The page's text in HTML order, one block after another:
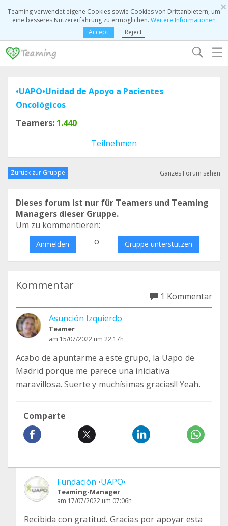
×
Teaming verwendet eigene Cookies sowie Cookies von Drittanbietern, um
eine besseres Nutzererfahrung zu ermöglichen. Weitere Informationen
Accept
Reject
☰
•UAPO•Unidad de Apoyo a Pacientes
Oncológicos
Teamers: 1.440
Teilnehmen
Zurück zur Gruppe Ganzes Forum sehen
Dieses forum ist nur für Teamers und Teaming
Managers dieser Gruppe.
Um zu kommentieren:
Anmelden o Gruppe unterstützen
Kommentar
1 Kommentar
Asunción Izquierdo
Teamer
am 15/07/2022 um 22:17h
Acabo de apuntarme a este grupo, la Uapo de
Madrid porque me parece una iniciativa
maravillosa. Suerte y muchísimas gracias!! Yeah.
Comparte
Fundación •UAPO•
Teaming-Manager
am 17/07/2022 um 07:06h
Recibida con gratitud. Gracias por apoyar esta